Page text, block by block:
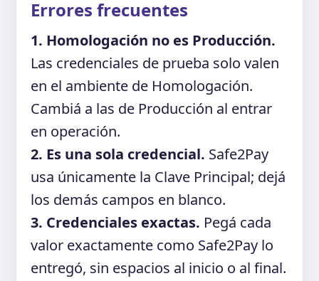
Errores frecuentes
1. Homologación no es Producción.
Las credenciales de prueba solo valen
en el ambiente de Homologación.
Cambiá a las de Producción al entrar
en operación.
2. Es una sola credencial. Safe2Pay
usa únicamente la Clave Principal; dejá
los demás campos en blanco.
3. Credenciales exactas. Pegá cada
valor exactamente como Safe2Pay lo
entregó, sin espacios al inicio o al final.